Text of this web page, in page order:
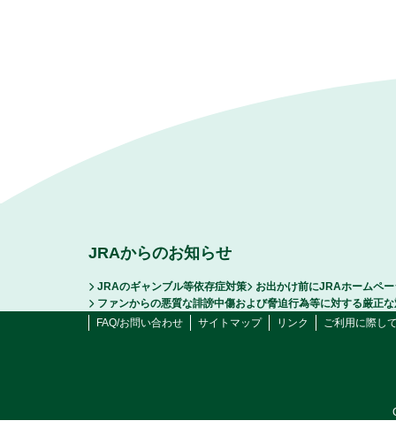
JRAからのお知らせ
JRAのギャンブル等依存症対策
お出かけ前にJRAホームペ
ファンからの悪質な誹謗中傷および脅迫行為等に対する厳正
FAQ/お問い合わせ
サイトマップ リンク ご利用に際し